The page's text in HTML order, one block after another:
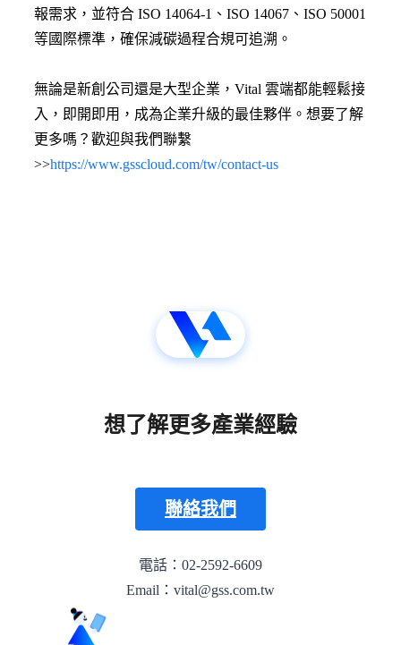
報需求，並符合 ISO 14064-1、ISO 14067、ISO 50001
等國際標準，確保減碳過程合規可追溯。
無論是新創公司還是大型企業，Vital 雲端都能輕鬆接
入，即開即用，成為企業升級的最佳夥伴。想要了解
更多嗎？歡迎與我們聯繫
>>https://www.gsscloud.com/tw/contact-us
想了解更多產業經驗
聯絡我們
電話：02-2592-6609
Email：vital@gss.com.tw